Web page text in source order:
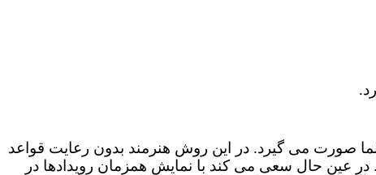
صورت می گیرد. در این روش هنرمند بدون رعایت قواعد
عین حال سعی می کند با نمایش همزمان رویدادها در